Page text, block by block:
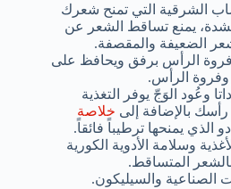
الشرقية التي تمنح شعرك
بشدة، يمنع تساقط الشعر عن
الضعيفة والمقصفة.
الرأس برفق ويحافظ على
وفروة الرأس.
وعُود الوَجّ يوفر التغذية
بالإضافة إلى خلاصة
الذي يمنحها ترطيباً فائقاً.
وسلامة الأدوية الكورية
المتساقط.
الصناعية والسيليكون.